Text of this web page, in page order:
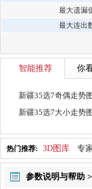
最大遗漏
最大连出
智能推荐 你
新疆35选7奇偶走势图
新疆35选7大小走势图
热门推荐: 3D图库 专
参数说明与帮助 >